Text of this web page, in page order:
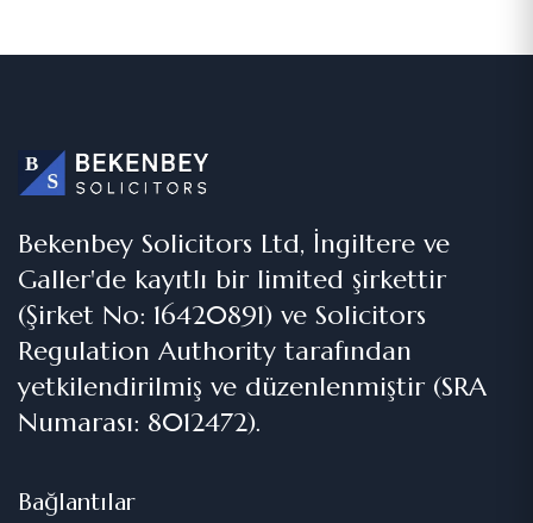
Bekenbey Solicitors Ltd, İngiltere ve
Galler'de kayıtlı bir limited şirkettir
(Şirket No: 16420891) ve Solicitors
Regulation Authority tarafından
yetkilendirilmiş ve düzenlenmiştir (SRA
Numarası: 8012472).
Bağlantılar